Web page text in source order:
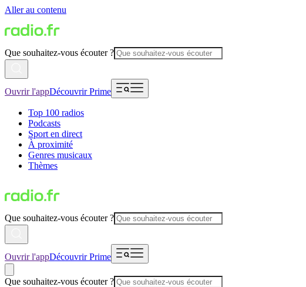
Aller au contenu
Que souhaitez-vous écouter ?
Ouvrir l'appDécouvrir Prime
Top 100 radios
Podcasts
Sport en direct
À proximité
Genres musicaux
Thèmes
Que souhaitez-vous écouter ?
Ouvrir l'appDécouvrir Prime
Que souhaitez-vous écouter ?